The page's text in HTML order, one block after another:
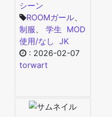
シーン
ROOMガール、
制服 、 学生 MOD
使用/なし JK
: 2026-02-07
torwart